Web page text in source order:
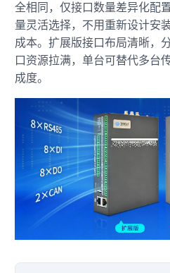
全相同，仅接口数量差异化配
量灵活选择，不用重新设计安
成本。扩展版接口布局清晰，
口资源拉满，单台可替代多台
成度。